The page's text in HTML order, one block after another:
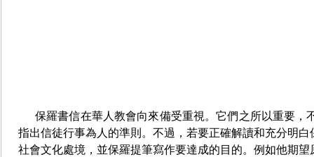
保羅書信在華人教會向來備受重視。它們之所以重要
指出信徒行事為人的準則。不過，若要正確解讀和充分明白
社會文化處境，並保羅提筆寫作要達成的目的。例如他期